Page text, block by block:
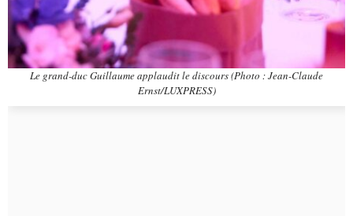
Le grand-duc Guillaume applaudit le discours (Photo : Jean-Claude
Ernst/LUXPRESS)